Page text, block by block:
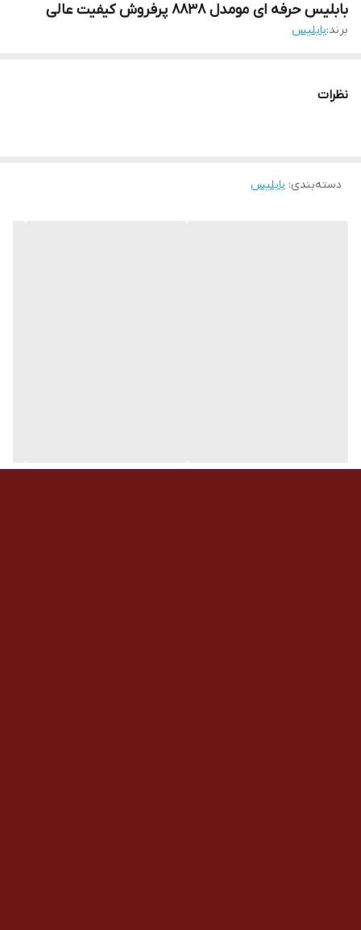
بابلیس حرفه ای مومدل 8838 پرفروش کیفیت عالی
برند:بابلیس
نظرات
دسته‌بندی: بابلیس